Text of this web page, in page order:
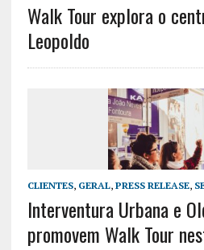
Walk Tour explora o
Leopoldo
CLIENTES, GERAL, PRESS RELEASE,
Interventura Urbana e
promovem Walk Tour